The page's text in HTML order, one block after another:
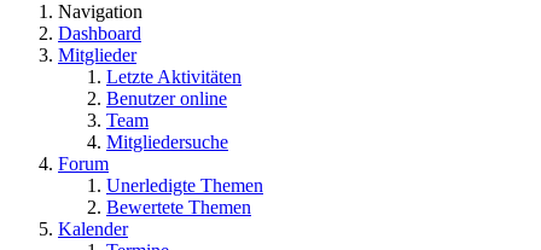
Navigation
Dashboard
Mitglieder
Letzte Aktivitäten
Benutzer online
Team
Mitgliedersuche
Forum
Unerledigte Themen
Bewertete Themen
Kalender